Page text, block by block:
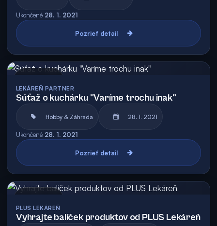
Ukončené 28. 1. 2021
Pozrieť detail
LEKÁREŇ PARTNER
Súťaž o kuchárku "Varíme trochu inak"
Hobby & Záhrada 28. 1. 2021
Ukončené 28. 1. 2021
Pozrieť detail
PLUS LEKÁREŇ
Vyhrajte balíček produktov od PLUS Lekáreň